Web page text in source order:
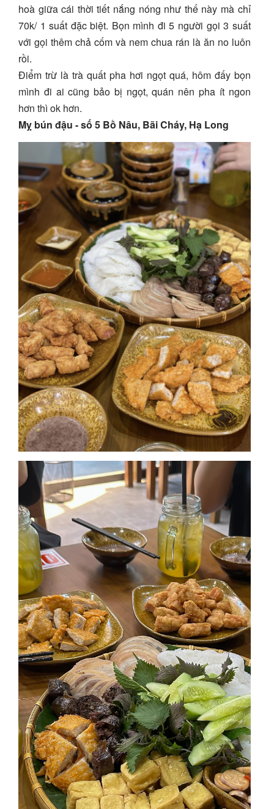
hoà giữa cái thời tiết nắng nóng như thế này mà chỉ
70k/ 1 suất đặc biệt. Bọn mình đi 5 người gọi 3 suất
với gọi thêm chả cốm và nem chua rán là ăn no luôn
rồi.
Điểm trừ là trà quất pha hơi ngọt quá, hôm đấy bọn
mình đi ai cũng bảo bị ngọt, quán nên pha ít ngon
hơn thì ok hơn.
Mỵ bún đậu - số 5 Bồ Nâu, Bãi Cháy, Hạ Long